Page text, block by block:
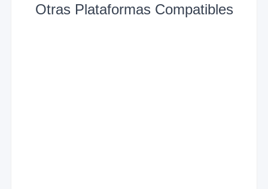
software, interfaz web o pantalla touch.
Otras Plataformas Compatibles